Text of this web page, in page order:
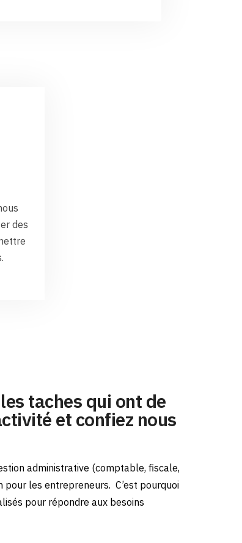
des
taches qui ont de
et confiez nous
administrative (comptable, fiscale,
pour les entrepreneurs. C’est pourquoi
pour répondre aux besoins